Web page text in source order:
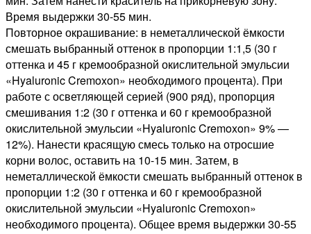
Время выдержки 30-55 мин.
Повторное окрашивание: в неметаллической ёмкости
смешать выбранный оттенок в пропорции 1:1,5 (30 г
оттенка и 45 г кремообразной окислительной эмульсии
«Hyaluronic Cremoxon» необходимого процента). При
работе с осветляющей серией (900 ряд), пропорция
смешивания 1:2 (30 г оттенка и 60 г кремообразной
окислительной эмульсии «Hyaluronic Cremoxon» 9% —
12%). Нанести красящую смесь только на отросшие
корни волос, оставить на 10-15 мин. Затем, в
неметаллической ёмкости смешать выбранный оттенок в
пропорции 1:2 (30 г оттенка и 60 г кремообразной
окислительной эмульсии «Hyaluronic Cremoxon»
необходимого процента). Общее время выдержки 30-55